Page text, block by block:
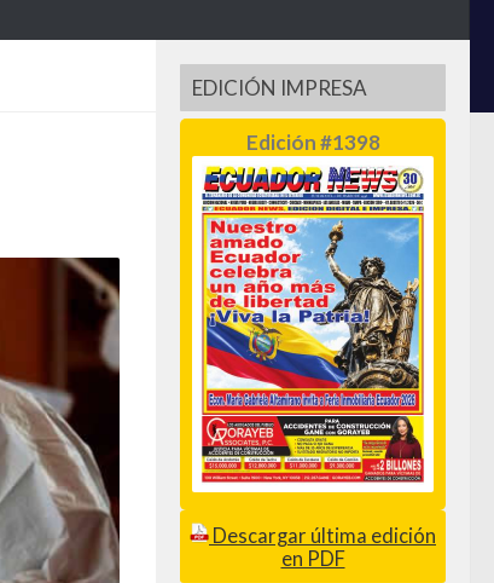
EDICIÓN IMPRESA
Edición #1398
Descargar última edición
en PDF